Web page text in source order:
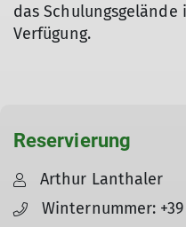
das
Verfügung.
Reservierung
Arthur Lanthaler
Winternummer: +39